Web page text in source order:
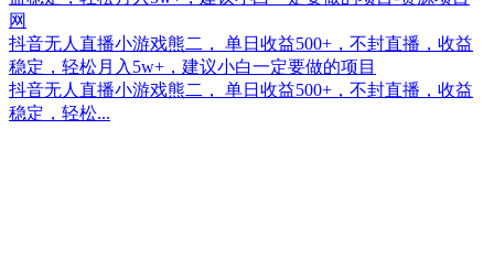
抖音无人直播小游戏熊二， 单日收益500+，不封直播，收益
稳定，轻松月入5w+，建议小白一定要做的项目
抖音无人直播小游戏熊二， 单日收益500+，不封直播，收益
稳定，轻松...